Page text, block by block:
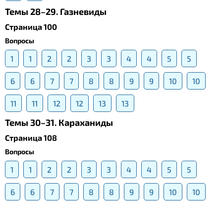
Темы 28–29. Газневиды
Страница 100
Вопросы
1 1 2 2 3 3 4 4 5 5
6 6 7 7 8 8 9 9 10 10
11 11 12 12 13 13
Темы 30–31. Караханиды
Страница 108
Вопросы
1 1 2 2 3 3 4 4 5 5
6 6 7 7 8 8 9 9 10 10